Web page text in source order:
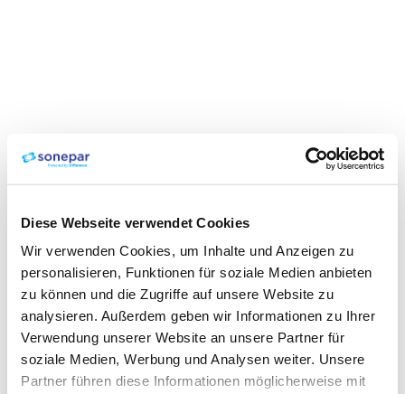
Diese Webseite verwendet Cookies
Wir verwenden Cookies, um Inhalte und Anzeigen zu
personalisieren, Funktionen für soziale Medien anbieten
zu können und die Zugriffe auf unsere Website zu
analysieren. Außerdem geben wir Informationen zu Ihrer
Verwendung unserer Website an unsere Partner für
soziale Medien, Werbung und Analysen weiter. Unsere
Partner führen diese Informationen möglicherweise mit